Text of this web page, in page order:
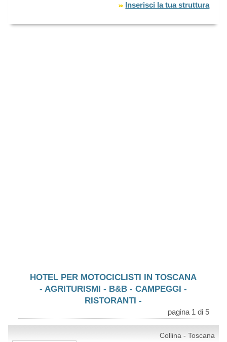
Inserisci la tua struttura
HOTEL PER MOTOCICLISTI IN TOSCANA
- AGRITURISMI - B&B - CAMPEGGI -
RISTORANTI -
pagina 1 di 5
Collina - Toscana